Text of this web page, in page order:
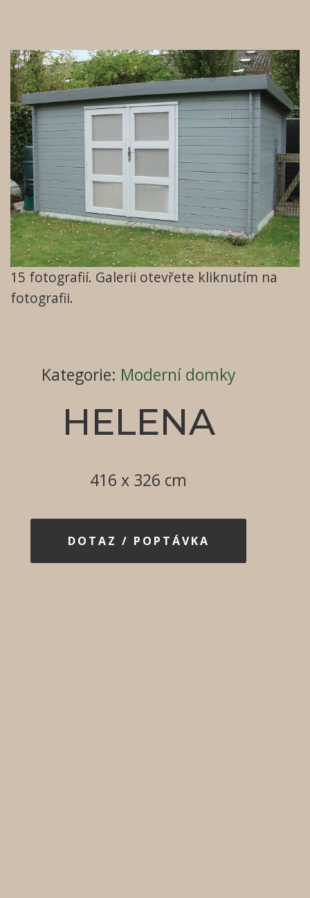
15 fotografií. Galerii otevřete kliknutím na
fotografii.
Kategorie: Moderní domky
HELENA
416 x 326 cm
DOTAZ / POPTÁVKA